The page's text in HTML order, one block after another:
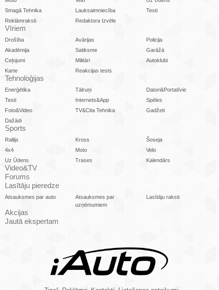
Smagā Tehnika
Lauksaimniecība
Testi
Reklāmraksti
Redaktora Izvēle
Vīriem
Drošība Avārijas
Policija
Akadēmija
Satiksme
Garāžā
Ceļojumi
Militāri
Autoklubi
Karte
Reakcijas tests
Tehnoloģijas
Enerģētika Tālruņi
Datori&Portatīvie
Testi
Internets&App
Spēles
Foto&Video
TV&Cita Tehnika
Gadžeti
Dažādi
Sports
Rallijs Kross
Šoseja
4x4
Moto
Velo
Uz Ūdens
Trases Kalendārs
Video&TV
Forums
Lasītāju pieredze
Atsauksmes par auto
Atsauksmes par
uzņēmumiem
Lasītāju raksti
Akcijas
Jautā ekspertam